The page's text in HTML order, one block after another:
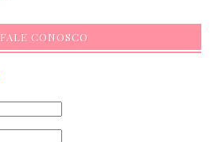
FALE CONOSCO